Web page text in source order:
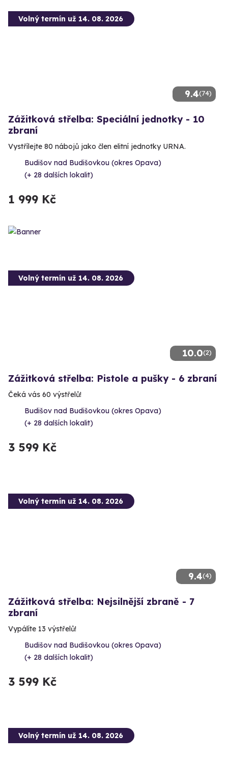
9.4(74)
Volný termín už 14. 08. 2026
Zážitková střelba: Speciální jednotky - 10
zbraní
Vystřílejte 80 nábojů jako člen elitní jednotky URNA.
Budišov nad Budišovkou (okres Opava)
(+ 28 dalších lokalit)
1 999 Kč
10.0(2)
Volný termín už 14. 08. 2026
Zážitková střelba: Pistole a pušky - 6 zbraní
Čeká vás 60 výstřelů!
Budišov nad Budišovkou (okres Opava)
(+ 28 dalších lokalit)
3 599 Kč
9.4(4)
Volný termín už 14. 08. 2026
Zážitková střelba: Nejsilnější zbraně - 7
zbraní
Vypálíte 13 výstřelů!
Budišov nad Budišovkou (okres Opava)
(+ 28 dalších lokalit)
3 599 Kč
Volný termín už 14. 08. 2026